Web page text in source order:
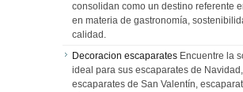
consolidan como un destino referente
en materia de gastronomía,
calidad.
Decoracion escaparates Encuentre la
ideal para sus escaparates de Navidad,
escaparates de San Valentín,